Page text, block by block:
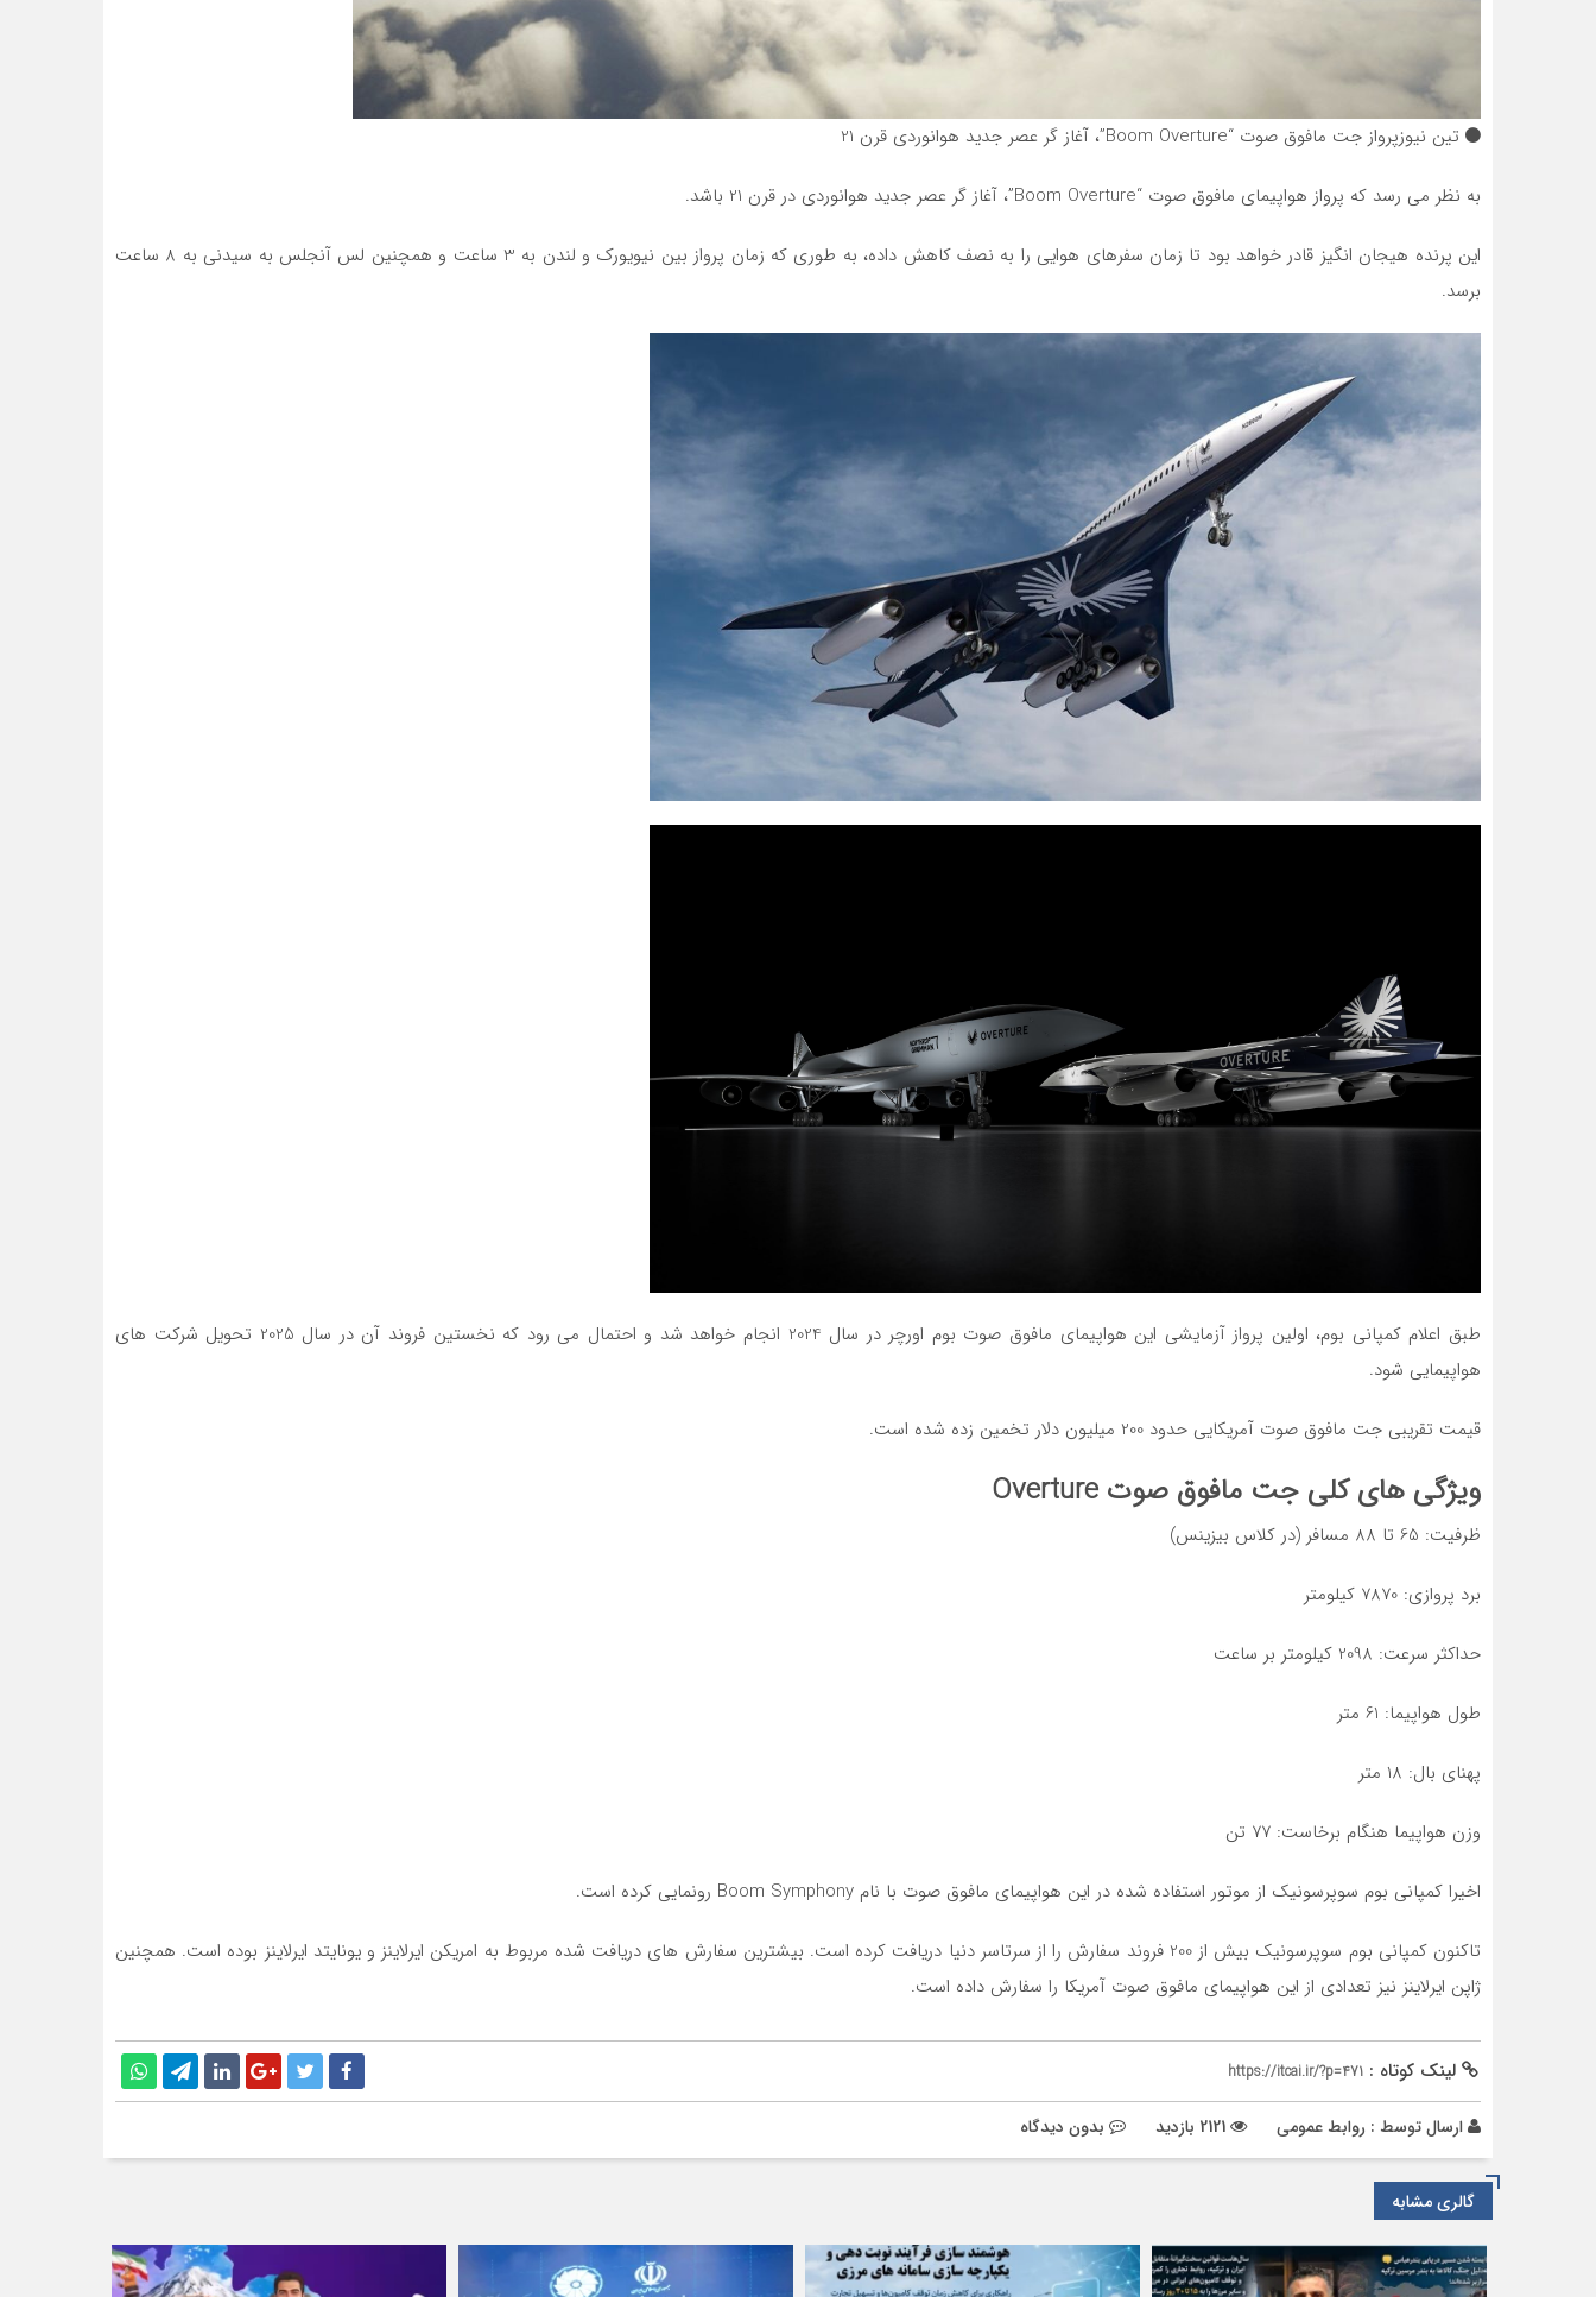
تین نیوزپرواز جت مافوق صوت “Boom Overture”، آغاز گر عصر جدید هوانوردی قرن 21
به نظر می رسد که پرواز هواپیمای مافوق صوت “Boom Overture”، آغاز گر عصر جدید هوانوردی در قرن 21 باشد.
این پرنده هیجان انگیز قادر خواهد بود تا زمان سفرهای هوایی را به نصف کاهش داده، به طوری که زمان پرواز بین نیویورک و لندن به 3 ساعت و همچنین لس آنجلس به سیدنی به 8 ساعت
برسد.
طبق اعلام کمپانی بوم، اولین پرواز آزمایشی این هواپیمای مافوق صوت بوم اورچر در سال 2024 انجام خواهد شد و احتمال می رود که نخستین فروند آن در سال 2025 تحویل شرکت های
هواپیمایی شود.
قیمت تقریبی جت مافوق صوت آمریکایی حدود 200 میلیون دلار تخمین زده شده است.
ویژگی های کلی جت مافوق صوت Overture
ظرفیت: 65 تا 88 مسافر (در کلاس بیزینس)
برد پروازی: 7870 کیلومتر
حداکثر سرعت: 2098 کیلومتر بر ساعت
طول هواپیما: 61 متر
پهنای بال: 18 متر
وزن هواپیما هنگام برخاست: 77 تن
اخیرا کمپانی بوم سوپرسونیک از موتور استفاده شده در این هواپیمای مافوق صوت با نام Boom Symphony رونمایی کرده است.
تاکنون کمپانی بوم سوپرسونیک بیش از 200 فروند سفارش را از سرتاسر دنیا دریافت کرده است. بیشترین سفارش های دریافت شده مربوط به امریکن ایرلاینز و یونایتد ایرلاینز بوده است. همچنین
ژاپن ایرلاینز نیز تعدادی از این هواپیمای مافوق صوت آمریکا را سفارش داده است.
لینک کوتاه : https://itcai.ir/?p=471
ارسال توسط : روابط عمومی بدون دیدگاه
گالری مشابه